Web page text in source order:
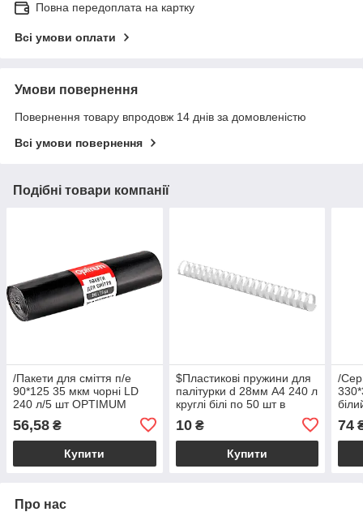
Повна передоплата на картку
Всі умови оплати
Умови повернення
Повернення товару впродовж 14 днів за домовленістю
Всі умови повернення
Подібні товари компанії
/Пакети для сміття п/е
90*125 35 мкм чорні LD
240 л/5 шт OPTIMUM
(22шт/яск) PRO SERVICE
56,58 ₴
Купити
$Пластикові пружини для
палітурки d 28мм А4 240 л
круглі білі по 50 шт в
10₴
Купити
/
74
Про нас